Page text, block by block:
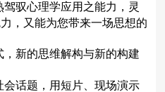
驭心理学应用之能力，灵
，又能为您带来一场思想的
新的思维解构与新的构建
话题，用短片、现场演示